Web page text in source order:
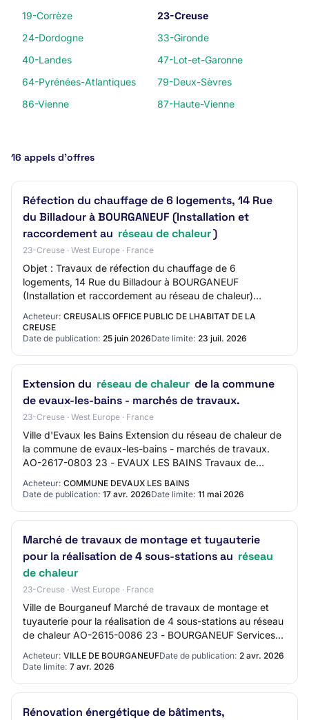
19-Corrèze
23-Creuse
24-Dordogne
33-Gironde
40-Landes
47-Lot-et-Garonne
64-Pyrénées-Atlantiques
79-Deux-Sèvres
86-Vienne
87-Haute-Vienne
16 appels d’offres
Réfection du chauffage de 6 logements, 14 Rue
du Billadour à BOURGANEUF (Installation et
raccordement au réseau de chaleur)
23-Creuse · West Europe · France
Objet : Travaux de réfection du chauffage de 6
logements, 14 Rue du Billadour à BOURGANEUF
(Installation et raccordement au réseau de chaleur)
Pro…
Acheteur: CREUSALIS OFFICE PUBLIC DE LHABITAT DE LA
CREUSE
Date de publication: 25 juin 2026Date limite: 23 juil. 2026
Extension du réseau de chaleur de la commune
de evaux-les-bains - marchés de travaux.
23-Creuse · West Europe · France
Ville d'Evaux les Bains Extension du réseau de chaleur de
la commune de evaux-les-bains - marchés de travaux.
AO-2617-0803 23 - EVAUX LES BAINS Travaux de
Acheteur: COMMUNE DEVAUX LES BAINS
Date de publication: 17 avr. 2026Date limite: 11 mai 2026
Marché de travaux de montage et tuyauterie
pour la réalisation de 4 sous-stations au réseau
de chaleur
23-Creuse · West Europe · France
Ville de Bourganeuf Marché de travaux de montage et
tuyauterie pour la réalisation de 4 sous-stations au réseau
de chaleur AO-2615-0086 23 - BOURGANEUF Services
Acheteur: VILLE DE BOURGANEUFDate de publication: 2 avr. 2026
Date limite: 7 avr. 2026
Rénovation énergétique de bâtiments,